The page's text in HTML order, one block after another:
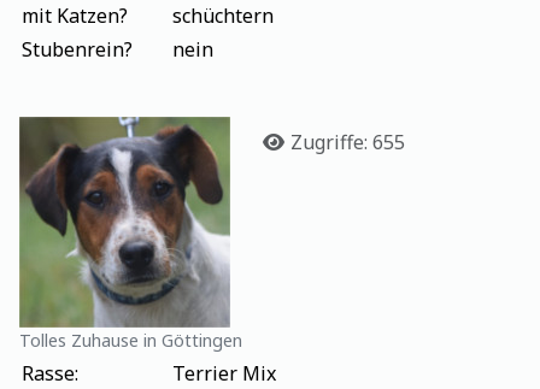
mit Katzen?
schüchtern
Stubenrein?
nein
Tolles Zuhause in Göttingen
Details
Zugriffe: 655
Rasse:
Terrier Mix